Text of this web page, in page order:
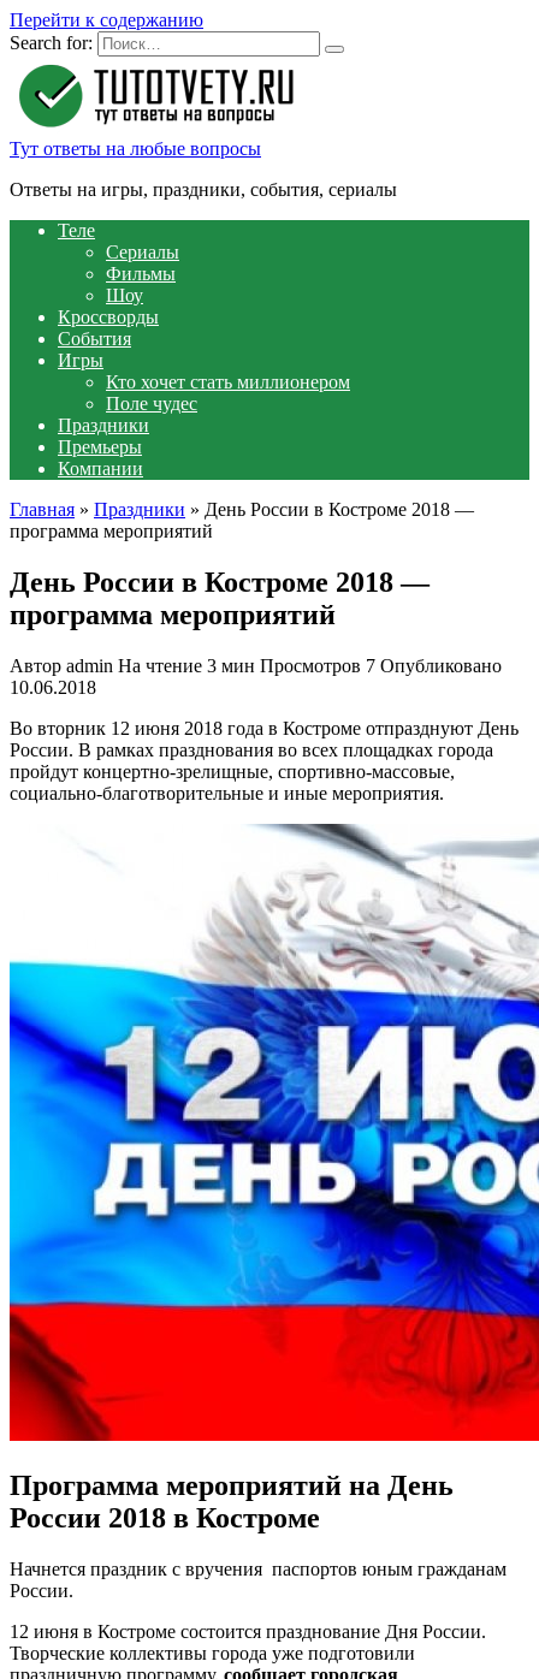
Перейти к содержанию
Search for:
Тут ответы на любые вопросы
Ответы на игры, праздники, события, сериалы
Теле
Сериалы
Фильмы
Шоу
Кроссворды
События
Игры
Кто хочет стать миллионером
Поле чудес
Праздники
Премьеры
Компании
Главная » Праздники » День России в Костроме 2018 —
программа мероприятий
День России в Костроме 2018 —
программа мероприятий
Автор admin На чтение 3 мин Просмотров 7 Опубликовано
10.06.2018
Во вторник 12 июня 2018 года в Костроме отпразднуют День
России. В рамках празднования во всех площадках города
пройдут концертно-зрелищные, спортивно-массовые,
социально-благотворительные и иные мероприятия.
Программа мероприятий на День
России 2018 в Костроме
Начнется праздник с вручения паспортов юным гражданам
России.
12 июня в Костроме состоится празднование Дня России.
Творческие коллективы города уже подготовили
праздничную программу, сообщает городская